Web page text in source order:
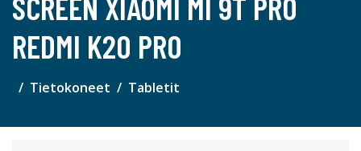
REDMI K20 PRO
Tietokoneet Tabletit